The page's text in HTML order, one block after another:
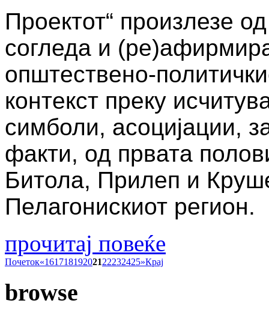
Проектот“ произлезе
согледа и
општествено-
контекст преку
симболи, асоцијации,
факти, од првата
Битола, Прилеп и
Пелагонискиот регион.
прочитај повеќе
Почеток«16171819202122232425»Крај
browse